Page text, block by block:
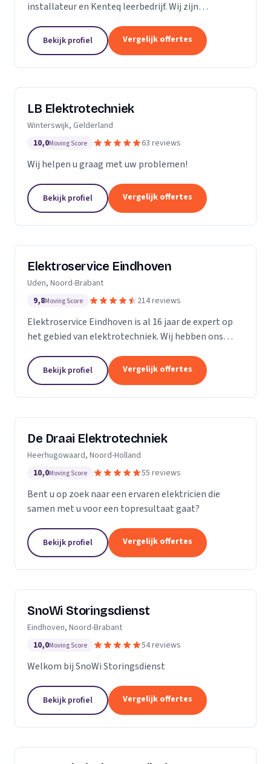
installateur en Kenteq leerbedrijf. Wij zijn
Utrecht.Bekijk profiel Vergelijk offertes
LB Elektrotechniek
Winterswijk, Gelderland
10,0Moving Score 63 reviews
Wij helpen u graag met uw problemen!
Bekijk profiel Vergelijk offertes
Elektroservice Eindhoven
Uden, Noord-Brabant
9,8Moving Score 214 reviews
Elektroservice Eindhoven is al 16 jaar de expert op
het gebied van elektrotechniek. Wij hebben ons
meterkasten. Wij komen altijd langs om passend
advies...
Bekijk profiel Vergelijk offertes
De Draai Elektrotechniek
Heerhugowaard, Noord-Holland
10,0Moving Score 55 reviews
Bent u op zoek naar een ervaren elektricien die
samen met u voor een topresultaat gaat?
Bekijk profiel Vergelijk offertes
SnoWi Storingsdienst
Eindhoven, Noord-Brabant
10,0Moving Score 54 reviews
Welkom bij SnoWi Storingsdienst
Bekijk profiel Vergelijk offertes